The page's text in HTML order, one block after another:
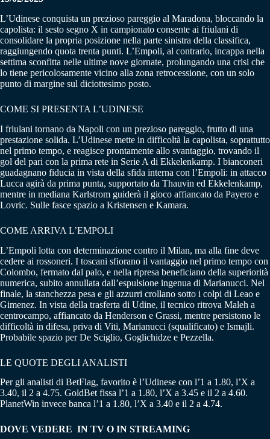
L’Udinese conquista un prezioso pareggio al Maradona, bloccando la
capolista: il sesto segno X in campionato consente ai friulani di
consolidare la propria posizione nella parte sinistra della classifica,
raggiungendo quota trenta punti. L’Empoli, al contrario, incappa nella
settima sconfitta nelle ultime nove giornate, prolungando una crisi che
lo tiene pericolosamente vicino alla zona retrocessione, con un solo
punto di margine sul diciottesimo posto.
COME SI PRESENTA L’UDINESE
I friulani tornano da Napoli con un prezioso pareggio, frutto di una
prestazione solida. L’Udinese mette in difficoltà la capolista, soprattutto
nel primo tempo, e reagisce prontamente allo svantaggio, trovando il
gol del pari con la prima rete in Serie A di Ekkelenkamp. I bianconeri
guadagnano fiducia in vista della sfida interna con l’Empoli: in attacco
Lucca agirà da prima punta, supportato da Thauvin ed Ekkelenkamp,
mentre in mediana Karlstrom guiderà il gioco affiancato da Payero e
Lovric. Sulle fasce spazio a Kristensen e Kamara.
COME ARRIVA L’EMPOLI
L’Empoli lotta con determinazione contro il Milan, ma alla fine deve
cedere ai rossoneri. I toscani sfiorano il vantaggio nel primo tempo con
Colombo, fermato dal palo, e nella ripresa beneficiano della superiorità
numerica, subito annullata dall’espulsione ingenua di Marianucci. Nel
finale, la stanchezza pesa e gli azzurri crollano sotto i colpi di Leao e
Gimenez. In vista della trasferta di Udine, il tecnico ritrova Maleh a
centrocampo, affiancato da Henderson e Grassi, mentre persistono le
difficoltà in difesa, priva di Viti, Marianucci (squalificato) e Ismajli.
Probabile spazio per De Sciglio, Goglichidze e Pezzella.
LE QUOTE DEGLI ANALISTI
Per gli analisti di BetFlag, favorito è l’Udinese con l’1 a 1.80, l’X a
3.40, il 2 a 4.75. GoldBet fissa l’1 a 1.80, l’X a 3.45 e il 2 a 4.60.
PlanetWin invece banca l’1 a 1.80, l’X a 3.40 e il 2 a 4.74.
DOVE VEDERE IN TV O IN STREAMING